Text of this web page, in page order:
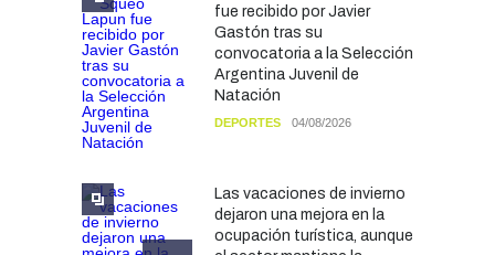
fue recibido por Javier
Gastón tras su
convocatoria a la Selección
Argentina Juvenil de
Natación
DEPORTES 04/08/2026
Las vacaciones de invierno
dejaron una mejora en la
ocupación turística, aunque